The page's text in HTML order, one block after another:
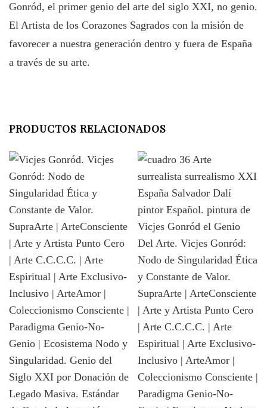
Gonród, el primer genio del arte del siglo XXI, no genio.
El Artista de los Corazones Sagrados con la misión de
favorecer a nuestra generación dentro y fuera de España
a través de su arte.
PRODUCTOS RELACIONADOS